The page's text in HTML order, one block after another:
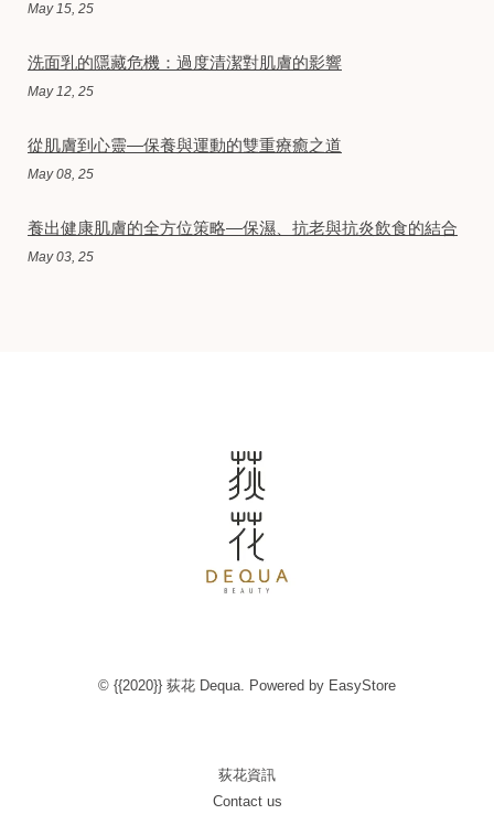
May 15, 25
洗面乳的隱藏危機：過度清潔對肌膚的影響
May 12, 25
從肌膚到心靈—保養與運動的雙重療癒之道
May 08, 25
養出健康肌膚的全方位策略—保濕、抗老與抗炎飲食的結合
May 03, 25
© {{2020}} 荻花 Dequa. Powered by EasyStore
荻花資訊
Contact us